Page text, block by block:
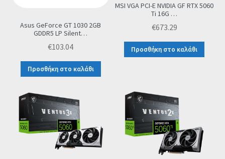
Asus GeForce GT 1030 2GB
GDDR5 LP Silent…
€103.04
Προσθήκη στο καλάθι
MSI VGA PCI-E NVIDIA GF RTX 5060
Ti 16G …
€673.29
Προσθήκη στο καλάθι